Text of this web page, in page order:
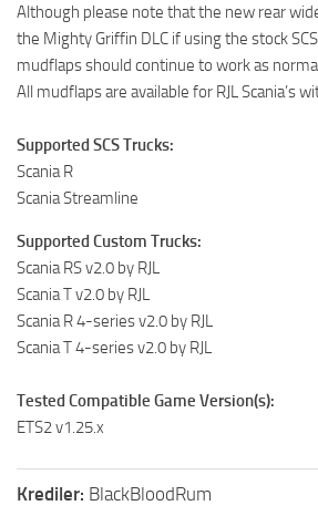
Although please note that the new rear
the Mighty Griffin DLC if using the stock
mudflaps should continue to work as
All mudflaps are available for RJL Scania’s
Supported SCS Trucks:
Scania R
Scania Streamline
Supported Custom Trucks:
Scania RS v2.0 by RJL
Scania T v2.0 by RJL
Scania R 4-series v2.0 by RJL
Scania T 4-series v2.0 by RJL
Tested Compatible Game Version(s):
ETS2 v1.25.x
Krediler: BlackBloodRum